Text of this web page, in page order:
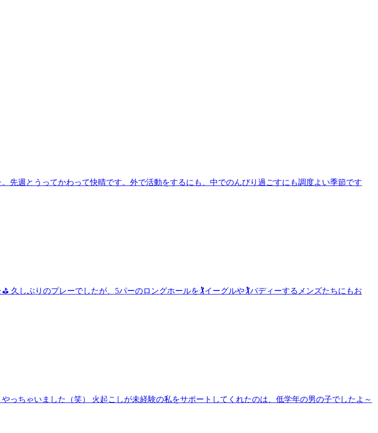
先週とうってかわって快晴です。外で活動をするにも、中でのんびり過ごすにも調度よい季節です
久しぶりのプレーでしたが、5パーのロングホールを🏌️イーグルや🏌️バディーするメンズたちにもお
っちゃいました（笑） 火起こしが未経験の私をサポートしてくれたのは、低学年の男の子でしたよ～